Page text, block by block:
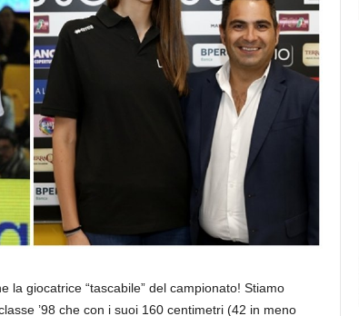
la giocatrice “tascabile” del campionato! Stiamo
’98 che con i suoi 160 centimetri (42 in meno